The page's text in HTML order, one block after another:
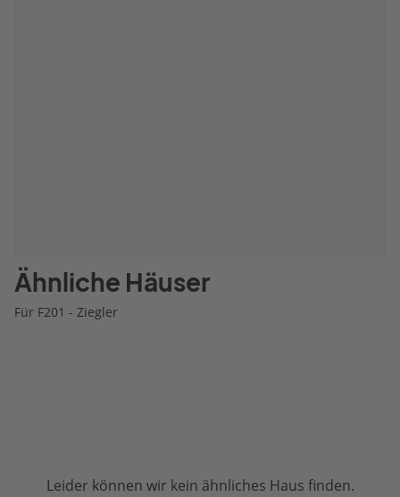
Ähnliche Häuser
Für F201 - Ziegler
Leider können wir kein ähnliches Haus finden.